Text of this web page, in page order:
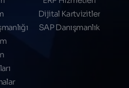
Dijital Kartvizitler
SAP Danışmanlık